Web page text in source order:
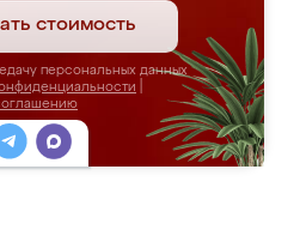
стоимость
персональных данных